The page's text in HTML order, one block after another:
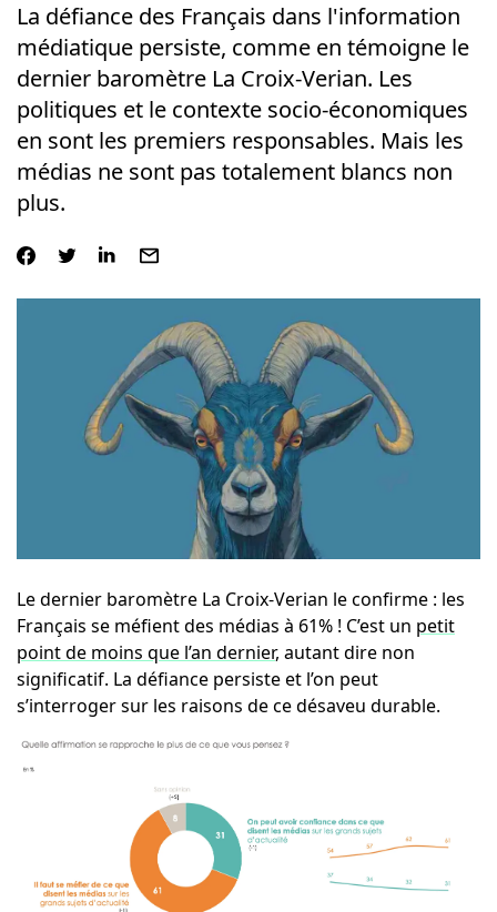
La défiance des Français dans l'information
médiatique persiste, comme en témoigne le
dernier baromètre La Croix-Verian. Les
politiques et le contexte socio-économiques
en sont les premiers responsables. Mais les
médias ne sont pas totalement blancs non
plus.
Le dernier baromètre La Croix-Verian le confirme : les
Français se méfient des médias à 61% ! C’est un petit
point de moins que l’an dernier, autant dire non
significatif. La défiance persiste et l’on peut
s’interroger sur les raisons de ce désaveu durable.